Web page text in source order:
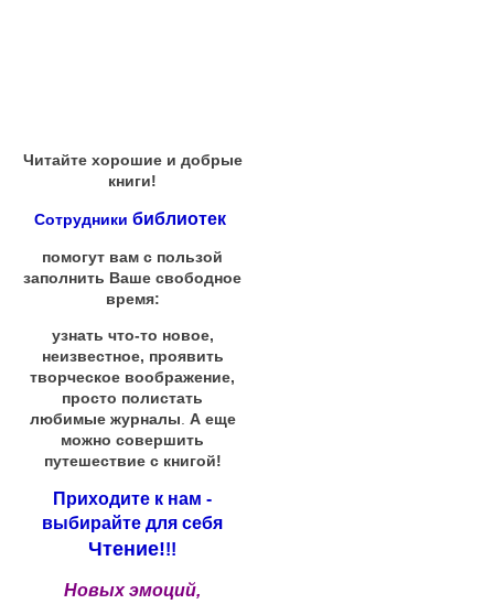
Читайте хорошие и добрые
книги!
Сотрудники библиотек
помогут вам с пользой
заполнить Ваше свободное
время:
узнать что-то новое,
неизвестное, проявить
творческое воображение,
просто полистать
любимые журналы А еще
можно совершить
путешествие с книгой!
Приходите к нам -
выбирайте для себя
Чтение!!!
Новых эмоций,